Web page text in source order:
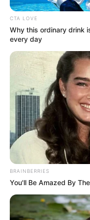
ανθεκτικά
μονόπετρο είναι
παλλάδιο. Η
λευκόχρυσος,
από όλα. Όμως,
πέρασμα του
χρειάζεται
δύσκολα
CTA LOVE
Why this ordinary drink
every day
BRAINBERRIES
You'll Be Amazed By